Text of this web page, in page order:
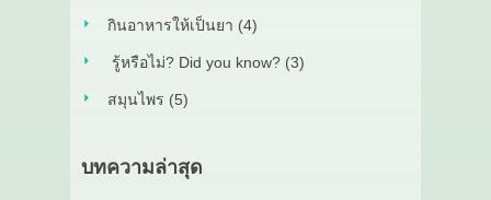
กินอาหารให้เป็นยา (4)
รู้หรือไม่? Did you know? (3)
สมุนไพร (5)
บทความล่าสุด